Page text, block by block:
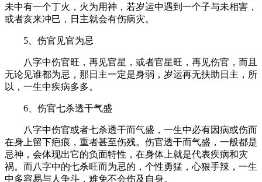
未中有一个丁火，火为用神，若岁运中遇到一个子与未相害，
或者亥来冲巳，日主就会有伤病灾。
5、伤官见官为忌
八字中伤官旺，再见官星，或者官星旺，再见伤官，而且
无论见谁都为忌，那日主一定是身弱，岁运再无扶助日主，所
以，一生中疾病多多。
6、伤官七杀透干气盛
八字中伤官或者七杀透干而气盛，一生中必有因病或伤而
在身上留下疤痕，重者甚至伤残。伤官透干而气盛，一般都是
忌神，会体现出它的负面特性，在身体上就是代表疾病和灾
祸。而八字中的七杀旺而为忌的，个性勇猛，心狠手辣，一生
中多容易与人争斗，难免不会伤及自身。